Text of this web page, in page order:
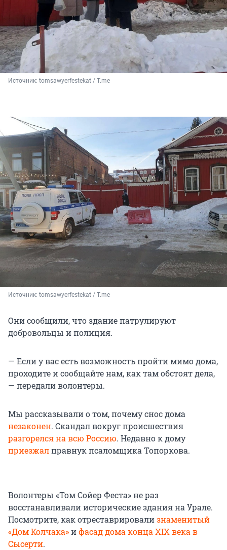
Источник: tomsawyerfestekat / T.me
Источник: tomsawyerfestekat / T.me
Они сообщили, что здание патрулируют
добровольцы и полиция.
— Если у вас есть возможность пройти мимо дома,
проходите и сообщайте нам, как там обстоят дела,
— передали волонтеры.
Мы рассказывали о том, почему снос дома
незаконен. Скандал вокруг происшествия
разгорелся на всю Россию. Недавно к дому
приезжалправнук псаломщика Топоркова.
Волонтеры «Том Сойер Феста» не раз
восстанавливали исторические здания на Урале.
Посмотрите, как отреставрировализнаменитый
«Дом Колчака»ифасад дома конца XIX века в
Сысерти.